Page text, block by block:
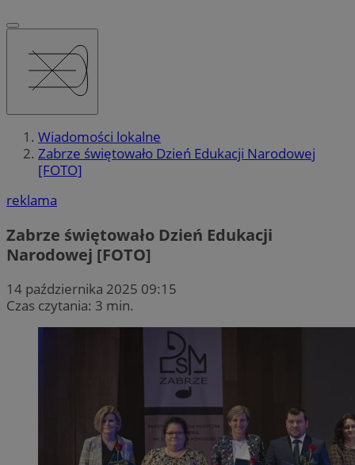
Wiadomości lokalne
Zabrze świętowało Dzień Edukacji Narodowej
[FOTO]
reklama
Zabrze świętowało Dzień Edukacji
Narodowej [FOTO]
14 października 2025 09:15
Czas czytania: 3 min.